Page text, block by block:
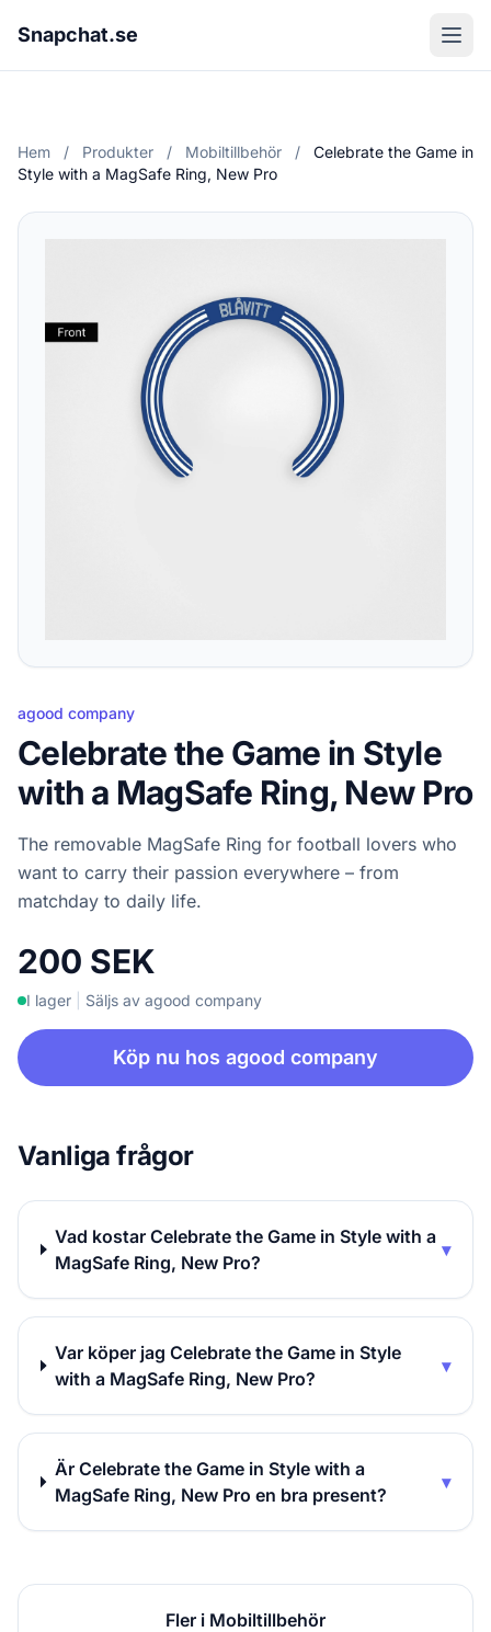
Snapchat.se
Hem / Produkter / Mobiltillbehör /
Celebrate the Game in
Style with a MagSafe Ring, New Pro
agood company
Celebrate the Game in Style
with a MagSafe Ring, New Pro
The removable MagSafe Ring for football lovers who
want to carry their passion everywhere – from
matchday to daily life.
200 SEK
I lager Säljs av agood company
Köp nu hos agood company
Vanliga frågor
Vad kostar Celebrate the Game in Style with a
MagSafe Ring, New Pro?
▾
Var köper jag Celebrate the Game in Style
with a MagSafe Ring, New Pro?
▾
Är Celebrate the Game in Style with a
MagSafe Ring, New Pro en bra present?
▾
Fler i Mobiltillbehör